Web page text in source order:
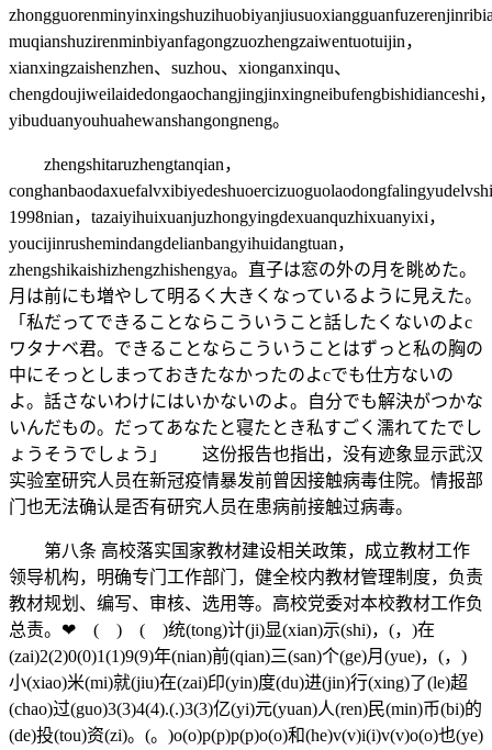
muqianshuzirenminbiyanfagongzuozhengzaiwentuotuijin，
xianxingzaishenzhen、suzhou、xionganxinqu、
chengdoujiweilaidedongaochangjingjinxingneibufengbishidianceshi
yibuduanyouhuahewanshangongneng。
zhengshitaruzhengtanqian，
1998nian，tazaiyihuixuanjuzhongyingdexuanquzhixuanyixi，
youcijinrushemindangdelianbangyihuidangtuan，
zhengshikaishizhengzhishengya。直子は窓の外の月を眺めた。
月は前にも増やして明るく大きくなっているように見えた。
「私だってできることならこういうこと話したくないのよc
ワタナベ君。できることならこういうことはずっと私の胸の
中にそっとしまっておきたなかったのよcでも仕方ないの
よ。話さないわけにはいかないのよ。自分でも解決がつかな
いんだもの。だってあなたと寝たとき私すごく濡れてたでし
ょうそうでしょう」 这份报告也指出，没有迹象显示武汉
实验室研究人员在新冠疫情暴发前曾因接触病毒住院。情报部
门也无法确认是否有研究人员在患病前接触过病毒。
第八条 高校落实国家教材建设相关政策，成立教材工作
领导机构，明确专门工作部门，健全校内教材管理制度，负责
教材规划、编写、审核、选用等。高校党委对本校教材工作负
总责。❤ ( ) ( )统(tong)计(ji)显(xian)示(shi)，(，)在
(zai)2(2)0(0)1(1)9(9)年(nian)前(qian)三(san)个(ge)月(yue)，(，)
小(xiao)米(mi)就(jiu)在(zai)印(yin)度(du)进(jin)行(xing)了(le)超
(chao)过(guo)3(3)4(4).(.)3(3)亿(yi)元(yuan)人(ren)民(min)币(bi)的
(de)投(tou)资(zi)。(。)o(o)p(p)p(p)o(o)和(he)v(v)i(i)v(v)o(o)也(ye)